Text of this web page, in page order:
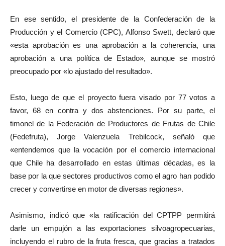
En ese sentido, el presidente de la Confederación de la
Producción y el Comercio (CPC), Alfonso Swett, declaró que
«esta aprobación es una aprobación a la coherencia, una
aprobación a una política de Estado», aunque se mostró
preocupado por «lo ajustado del resultado».
Esto, luego de que el proyecto fuera visado por 77 votos a
favor, 68 en contra y dos abstenciones. Por su parte, el
timonel de la Federación de Productores de Frutas de Chile
(Fedefruta), Jorge Valenzuela Trebilcock, señaló que
«entendemos que la vocación por el comercio internacional
que Chile ha desarrollado en estas últimas décadas, es la
base por la que sectores productivos como el agro han podido
crecer y convertirse en motor de diversas regiones».
Asimismo, indicó que «la ratificación del CPTPP permitirá
darle un empujón a las exportaciones silvoagropecuarias,
incluyendo el rubro de la fruta fresca, que gracias a tratados